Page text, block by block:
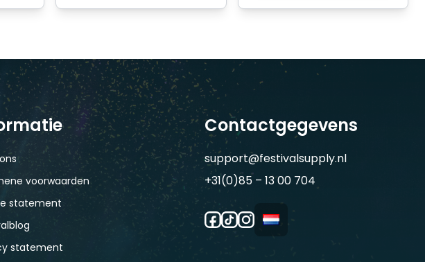
voorwaarden
statement
statement
Contactgegevens
support@festivalsupply.nl
+31(0)85 – 13 00 704